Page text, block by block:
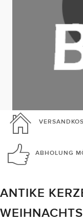
ABHOLUNG
ANTIKE